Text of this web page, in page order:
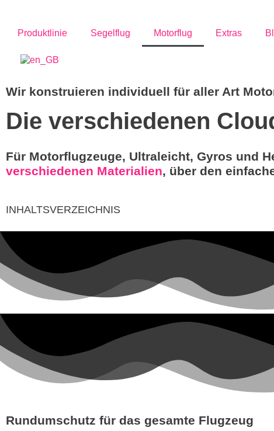
Produktlinie Segelflug Motorflug Extras
Wir konstruieren individuell für aller Art
Die verschiedenen
Für Motorflugzeuge, Ultraleicht, Gyros und
verschiedenen Materialien, über den
INHALTSVERZEICHNIS
Rundumschutz für das gesamte Flugzeug